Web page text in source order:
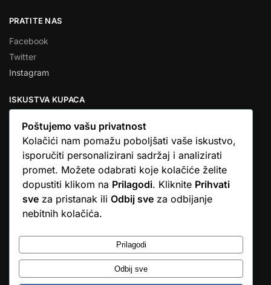
PRATITE NAS
Facebook
Twitter
Instagram
ISKUSTVA KUPACA
★★★★★
… Ono što me se dojmilo je ljudski pristup i njihova briga da
dobijem što sam naručio. U većini web shopova nitko vas ne
zove, samo otkažu narudžbu. …
Stjepan D.M.
© Argus elektronika d.o.o.
Poštujemo vašu privatnost
Kolačići nam pomažu poboljšati vaše iskustvo,
isporučiti personalizirani sadržaj i analizirati
promet. Možete odabrati koje kolačiće želite
dopustiti klikom na Prilagodi. Kliknite Prihvati
sve za pristanak ili Odbij sve za odbijanje
nebitnih kolačića.
Prilagodi
Odbij sve